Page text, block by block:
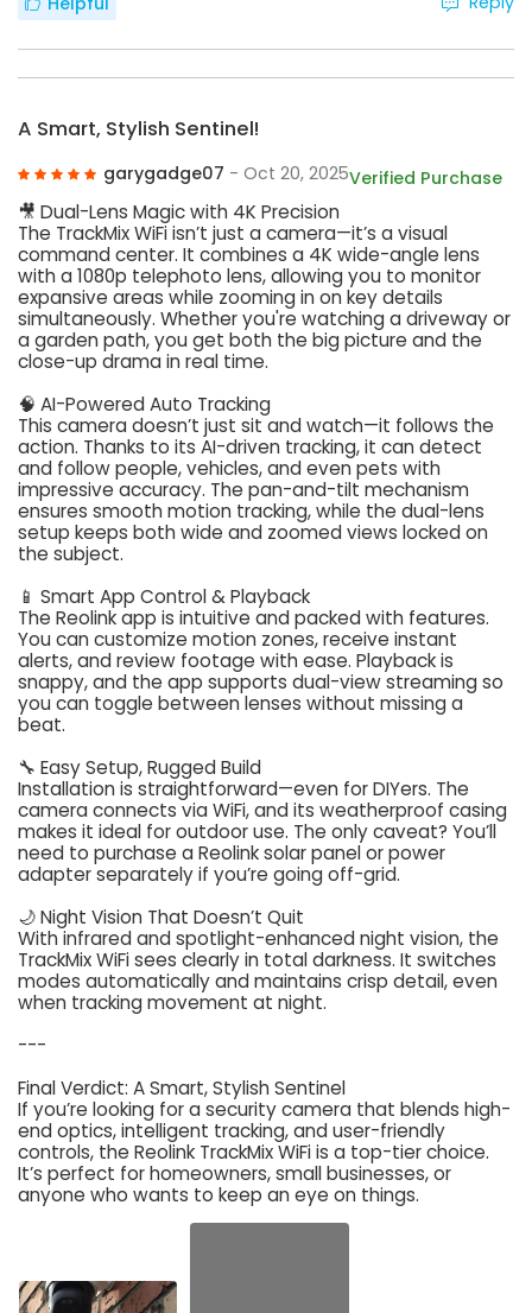
A Smart, Stylish Sentinel!
garygadge07 - Oct 20, 2025Verified Purchase
🎥 Dual-Lens Magic with 4K Precision
The TrackMix WiFi isn’t just a camera—it’s a visual
command center. It combines a 4K wide-angle lens
with a 1080p telephoto lens, allowing you to monitor
expansive areas while zooming in on key details
simultaneously. Whether you're watching a driveway or
a garden path, you get both the big picture and the
close-up drama in real time.
🧠 AI-Powered Auto Tracking
This camera doesn’t just sit and watch—it follows the
action. Thanks to its AI-driven tracking, it can detect
and follow people, vehicles, and even pets with
impressive accuracy. The pan-and-tilt mechanism
ensures smooth motion tracking, while the dual-lens
setup keeps both wide and zoomed views locked on
the subject.
📱 Smart App Control & Playback
The Reolink app is intuitive and packed with features.
You can customize motion zones, receive instant
alerts, and review footage with ease. Playback is
snappy, and the app supports dual-view streaming so
you can toggle between lenses without missing a
beat.
🔧 Easy Setup, Rugged Build
Installation is straightforward—even for DIYers. The
camera connects via WiFi, and its weatherproof casing
makes it ideal for outdoor use. The only caveat? You’ll
need to purchase a Reolink solar panel or power
adapter separately if you’re going off-grid.
🌙 Night Vision That Doesn’t Quit
With infrared and spotlight-enhanced night vision, the
TrackMix WiFi sees clearly in total darkness. It switches
modes automatically and maintains crisp detail, even
when tracking movement at night.
---
Final Verdict: A Smart, Stylish Sentinel
If you’re looking for a security camera that blends high-
end optics, intelligent tracking, and user-friendly
controls, the Reolink TrackMix WiFi is a top-tier choice.
It’s perfect for homeowners, small businesses, or
anyone who wants to keep an eye on things.